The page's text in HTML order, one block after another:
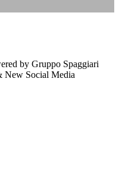
by Gruppo Spaggiari
New Social Media